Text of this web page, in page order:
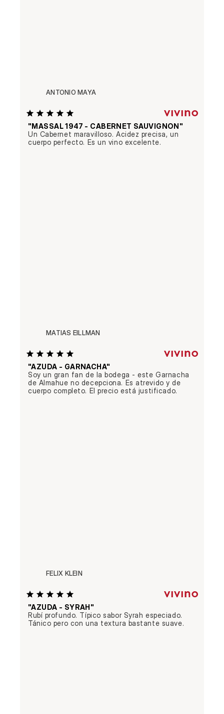
ANTONIO MAYA
"MASSAL 1947 - CABERNET SAUVIGNON"
Un Cabernet maravilloso. Acidez precisa, un
cuerpo perfecto. Es un vino excelente.
MATIAS EILLMAN
"AZUDA - GARNACHA"
Soy un gran fan de la bodega - este Garnacha
de Almahue no decepciona. Es atrevido y de
cuerpo completo. El precio está justificado.
FELIX KLEIN
"AZUDA - SYRAH"
Rubí profundo. Típico sabor Syrah especiado.
Tánico pero con una textura bastante suave.